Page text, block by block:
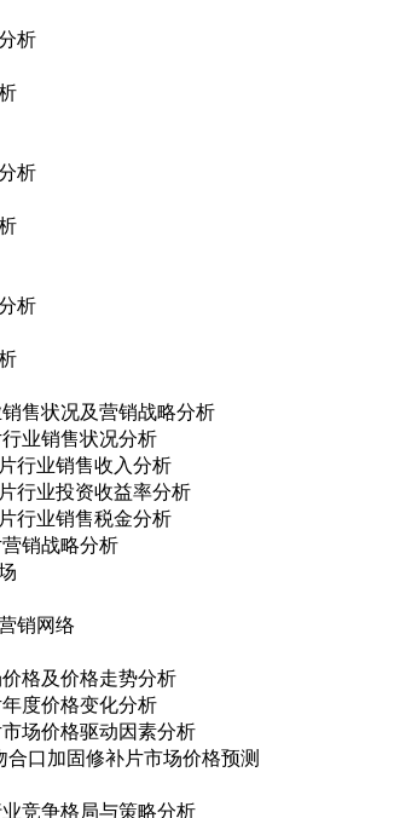
析
析
析
售状况及营销战略分析
业销售状况分析
业销售收入分析
业投资收益率分析
业销售税金分析
销战略分析
网络
格及价格走势分析
度价格变化分析
场价格驱动因素分析
口加固修补片市场价格预测
竞争格局与策略分析